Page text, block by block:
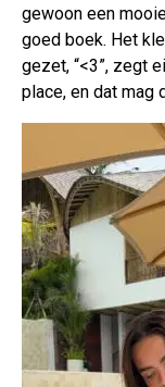
gewoon een
goed boek. Het
gezet, “<3”, zegt
place, en dat mag